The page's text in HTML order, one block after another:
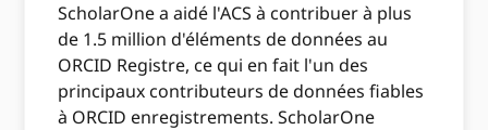
ScholarOne a aidé l'ACS à contribuer à plus
de 1.5 million d'éléments de données au
ORCID Registre, ce qui en fait l'un des
principaux contributeurs de données fiables
à ORCID enregistrements. ScholarOne